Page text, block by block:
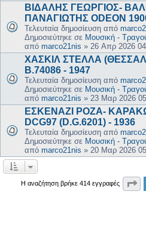
ΒΙΔΑΛΗΣ ΓΕΩΡΓΙΟΣ-
ΠΑΝΑΓΙΩΤΗΣ ODEON
Τελευταία δημοσίευση από
Δημοσιεύτηκε σε Μουσική -
από marco21nis » 26 Απρ 2026
ΧΑΣΚΙΛ ΣΤΕΛΛΑ
B.74086 - 1947
Τελευταία δημοσίευση από
Δημοσιεύτηκε σε Μουσική -
από marco21nis » 23 Μαρ 2026
ΕΣΚΕΝΑΖΙ ΡΟΖΑ-
DCG97 (D.G.6201) - 1936
Τελευταία δημοσίευση από
Δημοσιεύτηκε σε Μουσική -
από marco21nis » 20 Μαρ 2026
Η αναζήτηση βρήκε 414 εγγραφές